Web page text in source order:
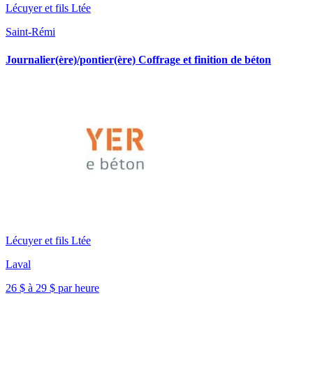
Lécuyer et fils Ltée
Saint-Rémi
Journalier(ère)/pontier(ère) Coffrage et finition de béton
Lécuyer et fils Ltée
Laval
26 $ à 29 $ par heure